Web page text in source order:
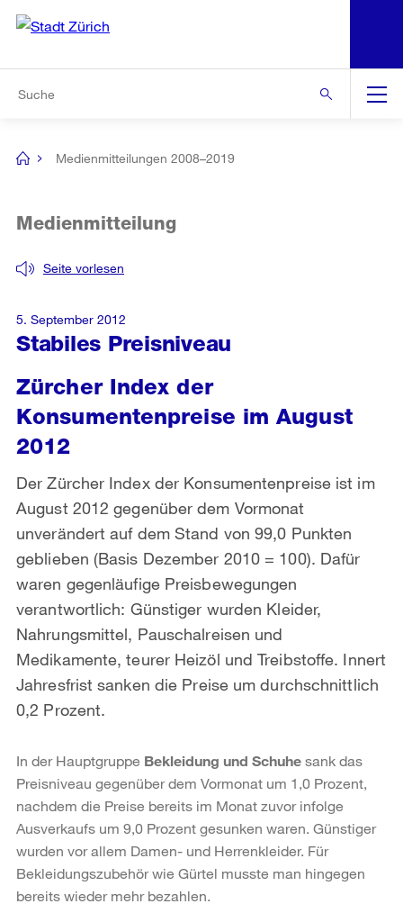
Navigation
[no
Medienmitteilungen 2008–2019
Stabiles Preisniveau
Seite vorlesen
Medienmitteilung
Zürcher Index der
Konsumentenpreise im August
2012
Der Zürcher Index der Konsumentenpreise ist im
August 2012 gegenüber dem Vormonat
unverändert auf dem Stand von 99,0 Punkten
geblieben (Basis Dezember 2010 = 100). Dafür
waren gegenläufige Preisbewegungen
verantwortlich: Günstiger wurden Kleider,
Nahrungsmittel, Pauschalreisen und
Medikamente, teurer Heizöl und Treibstoffe. Innert
Jahresfrist sanken die Preise um durchschnittlich
0,2 Prozent.
5. September 2012
In der Hauptgruppe Bekleidung und Schuhe sank das
Preisniveau gegenüber dem Vormonat um 1,0 Prozent,
nachdem die Preise bereits im Monat zuvor infolge
Ausverkaufs um 9,0 Prozent gesunken waren. Günstiger
wurden vor allem Damen- und Herrenkleider. Für
Bekleidungszubehör wie Gürtel musste man hingegen
bereits wieder mehr bezahlen.